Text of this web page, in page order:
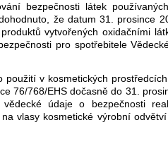
bezpečnosti látek
že datum 31. prosince
vytvořených oxidačními
pro spotřebitele
použití v kosmetických
76/768/EHS dočasně do 31.
údaje o bezpečnosti
vlasy kosmetické výrobní
škody